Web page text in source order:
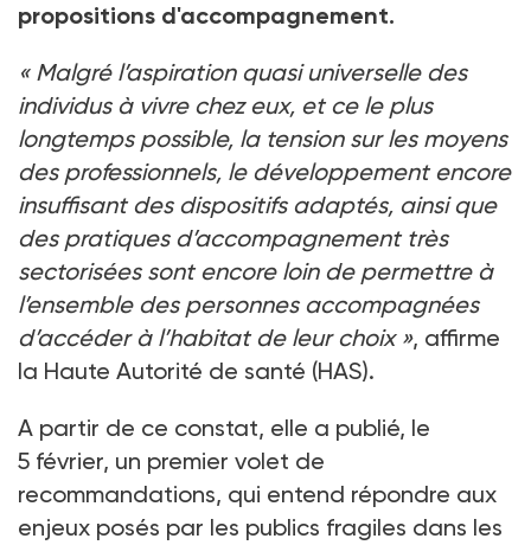
propositions d'accompagnement.
« Malgré l’aspiration quasi universelle des
individus à vivre chez eux, et ce le plus
longtemps possible, la tension sur les moyens
des professionnels, le développement encore
insuffisant des dispositifs adaptés, ainsi que
des pratiques d’accompagnement très
sectorisées sont encore loin de permettre à
l’ensemble des personnes accompagnées
d’accéder à l’habitat de leur choix », affirme
la Haute Autorité de santé (HAS).
A partir de ce constat, elle a publié, le
5 février, un premier volet de
recommandations, qui entend répondre aux
enjeux posés par les publics fragiles dans les